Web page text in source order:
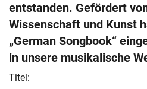
entstanden. Gefördert
Wissenschaft und Kunst
„German Songbook“
in unsere musikalische
Titel: